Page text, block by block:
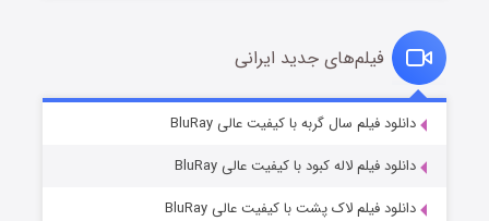
قسمت۷ (زیرنویس) منتشر شد
فیلم‌های جدید ایرانی
دانلود فیلم سال گربه با کیفیت عالی BluRay
دانلود فیلم لاله کبود با کیفیت عالی BluRay
دانلود فیلم لاک پشت با کیفیت عالی BluRay